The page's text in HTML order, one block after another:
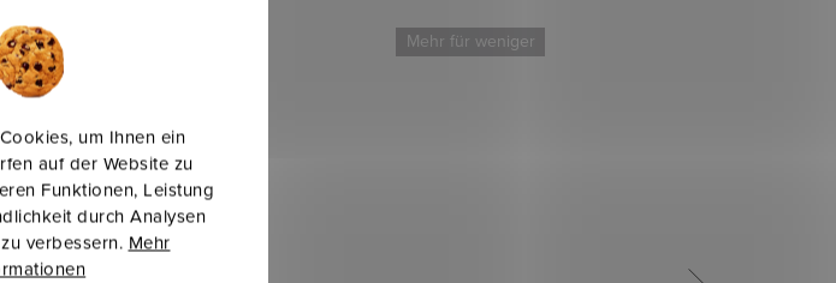
um Ihnen ein
auf der Website zu
Funktionen, Leistung
durch Analysen
verbessern. Mehr
Mehr für weniger Mehr für weniger